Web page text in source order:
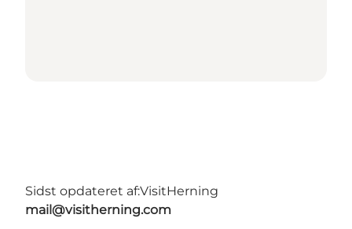
Sidst opdateret af:VisitHerning
mail@visitherning.com